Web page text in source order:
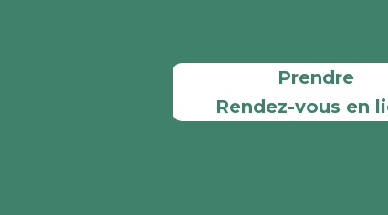
Prendre
Rendez-vous en